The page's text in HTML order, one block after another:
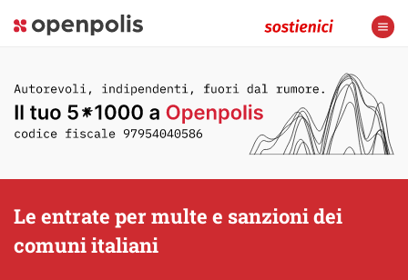
Le entrate per multe e sanzioni dei
comuni italiani